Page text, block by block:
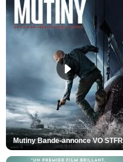
Mutiny Bande-annonce VO STFR